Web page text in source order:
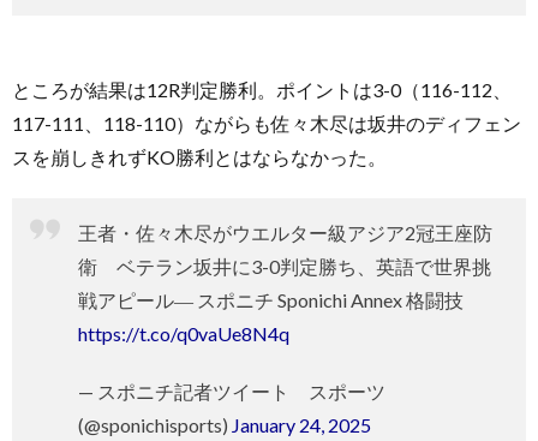
ところが結果は12R判定勝利。ポイントは3-0（116-112、
117-111、118-110）ながらも佐々木尽は坂井のディフェン
スを崩しきれずKO勝利とはならなかった。
王者・佐々木尽がウエルター級アジア2冠王座防
衛 ベテラン坂井に3-0判定勝ち、英語で世界挑
戦アピール― スポニチ Sponichi Annex 格闘技
https://t.co/q0vaUe8N4q
— スポニチ記者ツイート スポーツ
(@sponichisports) January 24, 2025